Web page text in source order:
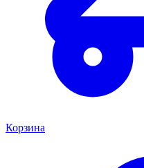
Корзина